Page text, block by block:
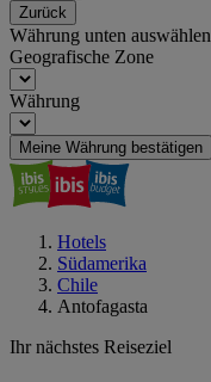
Zurück
Währung unten auswählen
Geografische Zone
Währung
Meine Währung bestätigen
Hotels
Südamerika
Chile
Antofagasta
Ihr nächstes Reiseziel